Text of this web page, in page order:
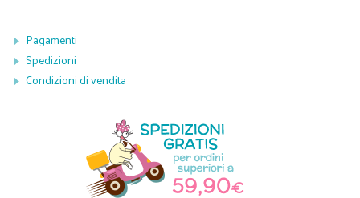
Pagamenti
Spedizioni
Condizioni di vendita